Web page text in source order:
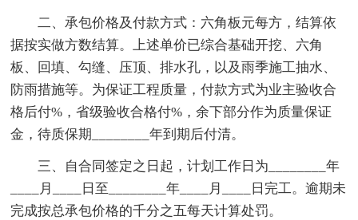
二、承包价格及付款方式：六角板元每方，结算依
据按实做方数结算。上述单价已综合基础开挖、六角
板、回填、勾缝、压顶、排水孔，以及雨季施工抽水、
防雨措施等。为保证工程质量，付款方式为业主验收合
格后付%，省级验收合格付%，余下部分作为质量保证
金，待质保期________年到期后付清。
三、自合同签定之日起，计划工作日为________年
____月____日至________年____月____日完工。逾期未
完成按总承包价格的千分之五每天计算处罚。